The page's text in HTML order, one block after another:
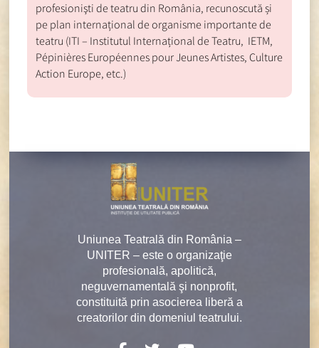
profesionişti de teatru din România, recunoscută și
pe plan internațional de organisme importante de
teatru (ITI – Institutul Internațional de Teatru, IETM,
Pépinières Européennes pour Jeunes Artistes, Culture
Action Europe, etc.)
Uniunea Teatrală din România –
UNITER – este o organizaţie
profesională, apolitică,
neguvernamentală şi nonprofit,
constituită prin asocierea liberă a
creatorilor din domeniul teatrului.